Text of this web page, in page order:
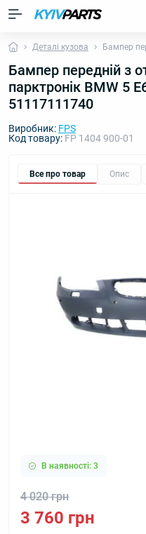
Деталі кузова Бампер
Бампер передній з
парктронік BMW 5
51117111740
Виробник: FPS
Код товару: FP 1404 900-01
Все про товар Опис
В наявності: 3
4 020 грн
3 760 грн